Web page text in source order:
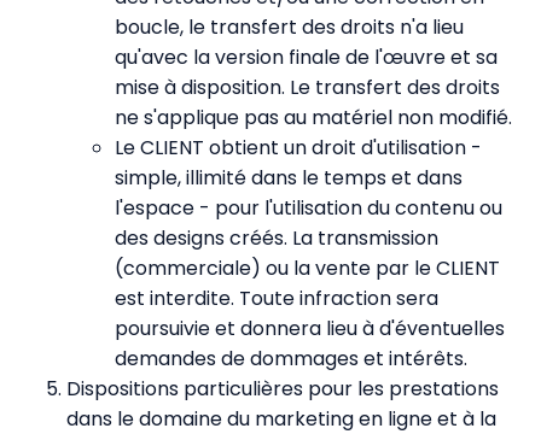
boucle, le transfert des droits n'a lieu
qu'avec la version finale de l'œuvre et sa
mise à disposition. Le transfert des droits
ne s'applique pas au matériel non modifié.
Le CLIENT obtient un droit d'utilisation -
simple, illimité dans le temps et dans
l'espace - pour l'utilisation du contenu ou
des designs créés. La transmission
(commerciale) ou la vente par le CLIENT
est interdite. Toute infraction sera
poursuivie et donnera lieu à d'éventuelles
demandes de dommages et intérêts.
Dispositions particulières pour les prestations
dans le domaine du marketing en ligne et à la